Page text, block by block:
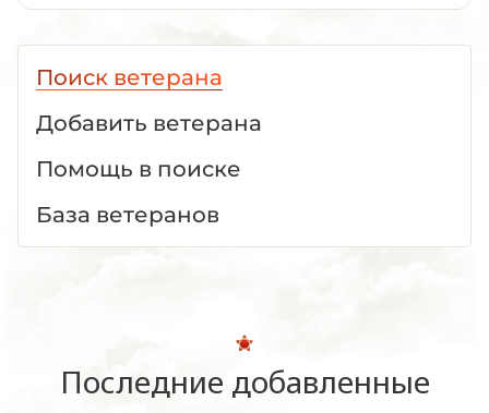
Поиск ветерана
Добавить ветерана
Помощь в поиске
База ветеранов
Последние добавленные